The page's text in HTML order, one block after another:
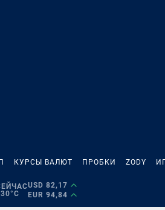
КУРСЫ ВАЛЮТ ПРОБКИ ZODY
USD 82,17
EUR 94,84